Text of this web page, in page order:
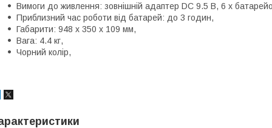
Вимоги до живлення: зовнішній адаптер DC 9.5 В, 6 х
Приблизний час роботи від батарей: до 3 годин,
Габарити: 948 x 350 x 109 мм,
Вага: 4.4 кг,
Чорний колір,